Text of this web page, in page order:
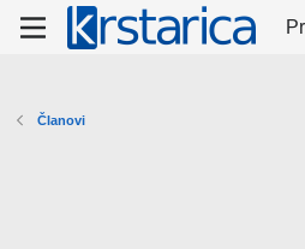
Članovi